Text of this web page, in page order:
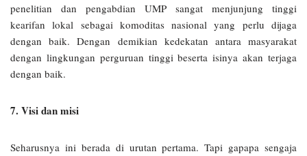
penelitian dan pengabdian UMP sangat menjunjung tinggi
kearifan lokal sebagai komoditas nasional yang perlu dijaga
dengan baik. Dengan demikian kedekatan antara masyarakat
dengan lingkungan perguruan tinggi beserta isinya akan terjaga
dengan baik.
7. Visi dan misi
Seharusnya ini berada di urutan pertama. Tapi gapapa sengaja